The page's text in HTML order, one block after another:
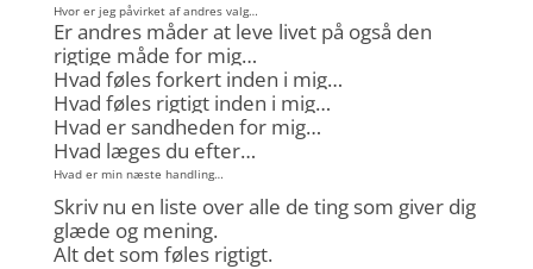
Hvor er jeg påvirket af andres valg…
Er andres måder at leve livet på også den
rigtige måde for mig…
Hvad føles forkert inden i mig…
Hvad føles rigtigt inden i mig…
Hvad er sandheden for mig…
Hvad læges du efter…
Hvad er min næste handling…
Skriv nu en liste over alle de ting som giver dig
glæde og mening.
Alt det som føles rigtigt.